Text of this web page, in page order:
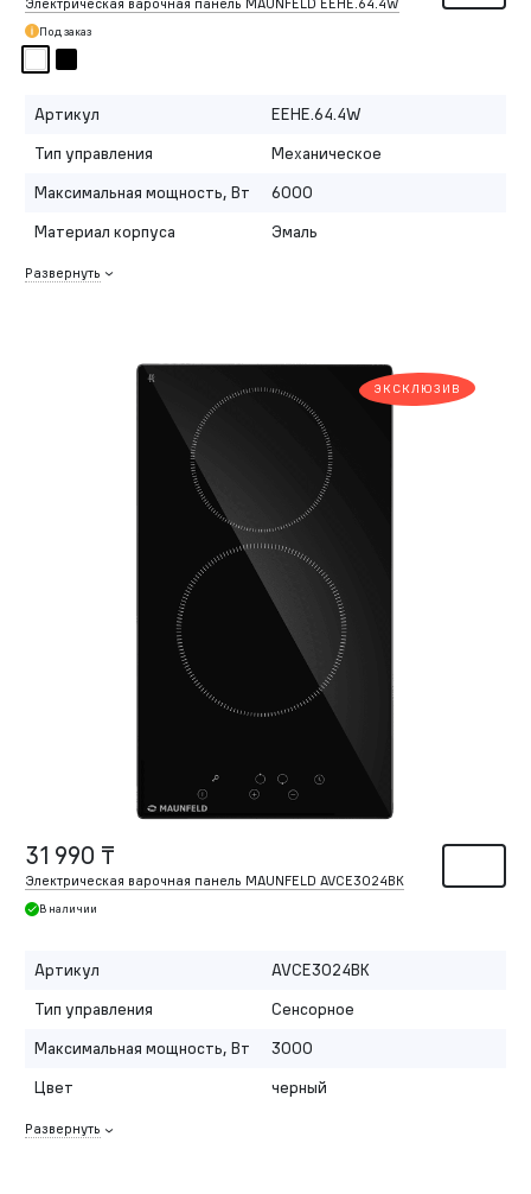
Под заказ
Артикул
EEHE.64.4W
Тип управления
Механическое
Максимальная мощность, Вт
6000
Материал корпуса
Эмаль
Развернуть
ЭКСКЛЮЗИВ
31 990 ₸
Электрическая варочная панель MAUNFELD AVCE3024BK
В наличии
Артикул
AVCE3024BK
Тип управления
Сенсорное
Максимальная мощность, Вт
3000
Цвет
черный
Развернуть